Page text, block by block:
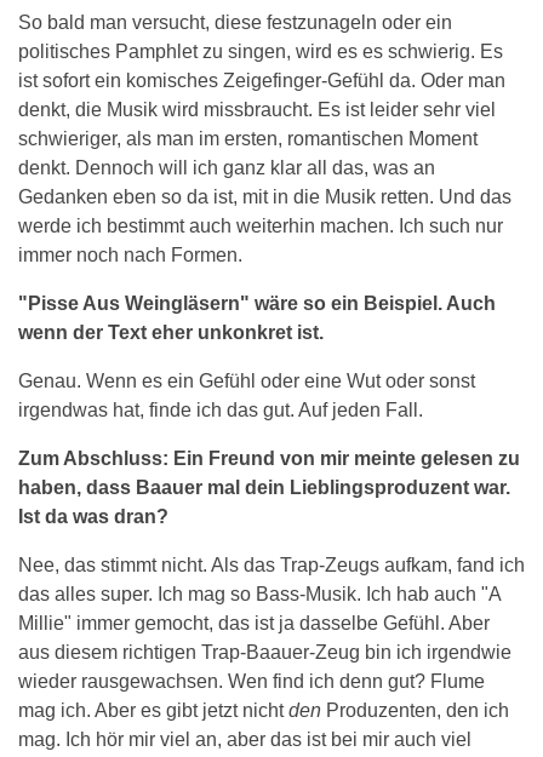
So bald man versucht, diese festzunageln oder ein
politisches Pamphlet zu singen, wird es es schwierig. Es
ist sofort ein komisches Zeigefinger-Gefühl da. Oder man
denkt, die Musik wird missbraucht. Es ist leider sehr viel
schwieriger, als man im ersten, romantischen Moment
denkt. Dennoch will ich ganz klar all das, was an
Gedanken eben so da ist, mit in die Musik retten. Und das
werde ich bestimmt auch weiterhin machen. Ich such nur
immer noch nach Formen.
"Pisse Aus Weingläsern" wäre so ein Beispiel. Auch
wenn der Text eher unkonkret ist.
Genau. Wenn es ein Gefühl oder eine Wut oder sonst
irgendwas hat, finde ich das gut. Auf jeden Fall.
Zum Abschluss: Ein Freund von mir meinte gelesen zu
haben, dass Baauer mal dein Lieblingsproduzent war.
Ist da was dran?
Nee, das stimmt nicht. Als das Trap-Zeugs aufkam, fand ich
das alles super. Ich mag so Bass-Musik. Ich hab auch "A
Millie" immer gemocht, das ist ja dasselbe Gefühl. Aber
aus diesem richtigen Trap-Baauer-Zeug bin ich irgendwie
wieder rausgewachsen. Wen find ich denn gut? Flume
mag ich. Aber es gibt jetzt nichtden Produzenten, den ich
mag. Ich hör mir viel an, aber das ist bei mir auch viel